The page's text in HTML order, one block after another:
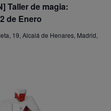
Taller de magia:
de Enero
19, Alcalá de Henares, Madrid,